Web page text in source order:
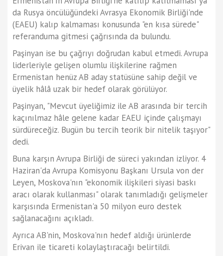
da Rusya öncülüğündeki Avrasya Ekonomik Birliği'nde
(EAEU) kalıp kalmaması konusunda "en kısa sürede"
referanduma gitmesi çağrısında da bulundu.
Paşinyan ise bu çağrıyı doğrudan kabul etmedi. Avrupa
liderleriyle gelişen olumlu ilişkilerine rağmen
Ermenistan henüz AB aday statüsüne sahip değil ve
üyelik hâlâ uzak bir hedef olarak görülüyor.
Paşinyan, "Mevcut üyeliğimiz ile AB arasında bir tercih
kaçınılmaz hâle gelene kadar EAEU içinde çalışmayı
sürdüreceğiz. Bugün bu tercih teorik bir nitelik taşıyor"
dedi.
Buna karşın Avrupa Birliği de süreci yakından izliyor. 4
Haziran'da Avrupa Komisyonu Başkanı Ursula von der
Leyen, Moskova'nın "ekonomik ilişkileri siyasi baskı
aracı olarak kullanması" olarak tanımladığı gelişmeler
karşısında Ermenistan'a 50 milyon euro destek
sağlanacağını açıkladı.
Ayrıca AB'nin, Moskova'nın hedef aldığı ürünlerde
Erivan ile ticareti kolaylaştıracağı belirtildi.